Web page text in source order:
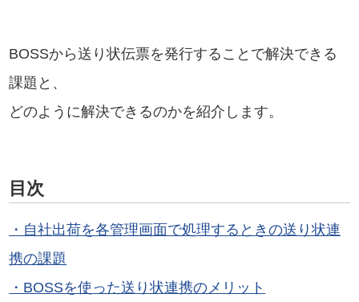
BOSSから送り状伝票を発行することで解決できる
課題と、
どのように解決できるのかを紹介します。
目次
・自社出荷を各管理画面で処理するときの送り状連
携の課題
・BOSSを使った送り状連携のメリット